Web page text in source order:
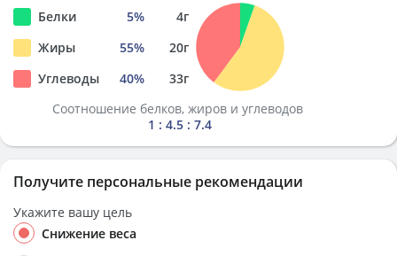
Белки 5% 4г
Жиры
55% 20г
Углеводы
40% 33г
Соотношение белков, жиров и углеводов
1 : 4.5 : 7.4
Получите персональные рекомендации
Укажите вашу цель
Снижение веса